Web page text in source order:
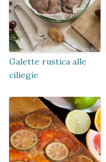
Galette rustica alle
ciliegie